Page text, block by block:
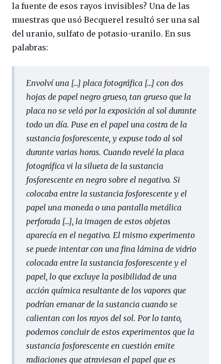
la fuente de esos rayos invisibles? Una de las
muestras que usó Becquerel resultó ser una sal
del uranio, sulfato de potasio-uranilo. En sus
palabras:
Envolví una […] placa fotográfica […] con dos
hojas de papel negro grueso, tan grueso que la
placa no se veló por la exposición al sol durante
todo un día. Puse en el papel una costra de la
sustancia fosforescente, y expuse todo al sol
durante varias horas. Cuando revelé la placa
fotográfica vi la silueta de la sustancia
fosforescente en negro sobre el negativo. Si
colocaba entre la sustancia fosforescente y el
papel una moneda o una pantalla metálica
perforada […], la imagen de estos objetos
aparecía en el negativo. El mismo experimento
se puede intentar con una fina lámina de vidrio
colocada entre la sustancia fosforescente y el
papel, lo que excluye la posibilidad de una
acción química resultante de los vapores que
podrían emanar de la sustancia cuando se
calientan con los rayos del sol. Por lo tanto,
podemos concluir de estos experimentos que la
sustancia fosforescente en cuestión emite
radiaciones que atraviesan el papel que es